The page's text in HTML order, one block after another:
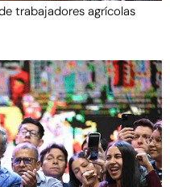
trabajadores agrícolas